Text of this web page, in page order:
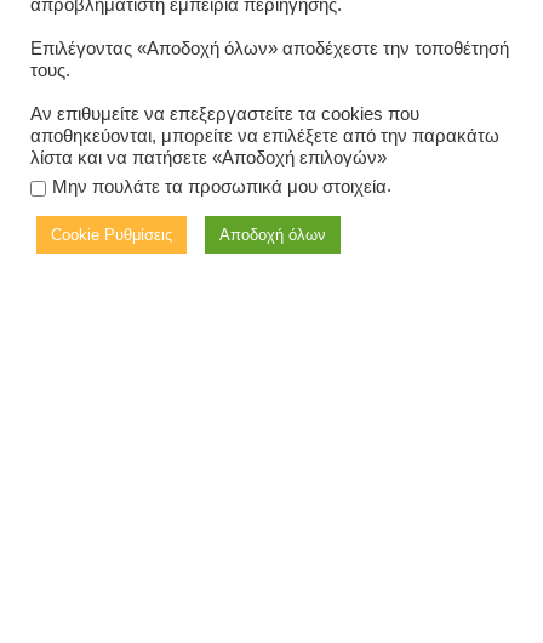
Εμπειρογνωμόνων και
κοινωνική εκδήλωση
13/10/2022 - EDITORIAL,ΤΑ ΝΈΑ ΜΑΣ
απροβλημάτιστη εμπειρία περιήγησης.
Επιλέγοντας «Αποδοχή όλων» αποδέχεστε την τοποθέτησή
τους.
Αν επιθυμείτε να επεξεργαστείτε τα cookies που
αποθηκεύονται, μπορείτε να επιλέξετε από την παρακάτω
λίστα και να πατήσετε «Αποδοχή επιλογών»
Μην πουλάτε τα προσωπικά μου στοιχεία.
Cookie Ρυθμίσεις Αποδοχή όλων